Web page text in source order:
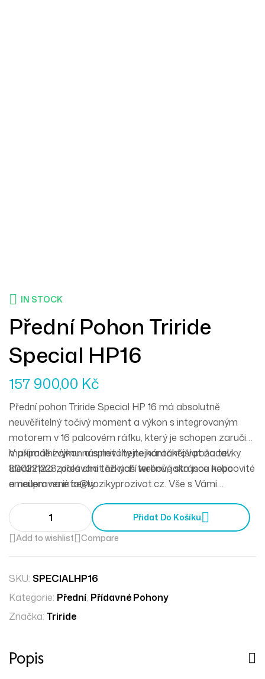
IN STOCK
Přední Pohon Triride
Special HP16
157 900,00 Kč
Přední pohon Triride Special HP 16 má absolutně
neuvěřitelný točivý moment a výkon s integrovaným
motorem v 16 palcovém ráfku, který je schopen zaručit
maximální výkon a splnit i ty nejnáročnější požadavky.
Ideální pro zdolávání těžkých terénů, jako jsou kopcovité
a neupravené cesty.
V případě zájmu nás neváhejte kontaktovat na tel.:
800221228, přes chat na naší webové stránce nebo
emailem na info@vozikyprozivot.cz. Vše s Vámi
potřeb a požadavků.
Přidat Do Košíku
Add to wishlist
Compare
SKU: SPECIALHP16
Kategorie: Přední, Přídavné Pohony
Značka: Triride
Popis